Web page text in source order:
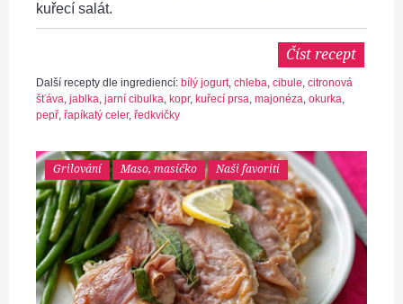
kuřecí salát.
Číst recept
Další recepty dle ingrediencí: bílý jogurt, chleba, cibule, citronová
šťáva, jablka, jarní cibulka, kopr, kuřecí prsa, majonéza, okurka,
pepř, řapíkatý celer, ředkvičky
Grilování Maso, masíčko Naši favoriti